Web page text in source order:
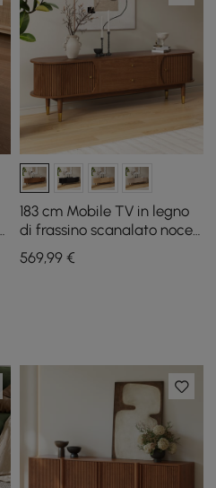
183 cm Mobile TV in legno
di frassino scanalato noce
con contenitore
569,99€